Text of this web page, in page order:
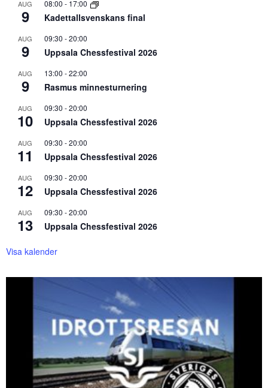
AUG
9
08:00 - 17:00
Kadettallsvenskans final
AUG
9
09:30 -20:00
Uppsala Chessfestival 2026
AUG
9
13:00 -22:00
Rasmus minnesturnering
AUG
10
09:30 -20:00
Uppsala Chessfestival 2026
AUG
11
09:30 -20:00
Uppsala Chessfestival 2026
AUG
12
09:30 -20:00
Uppsala Chessfestival 2026
AUG
13
09:30 -20:00
Uppsala Chessfestival 2026
Visa kalender